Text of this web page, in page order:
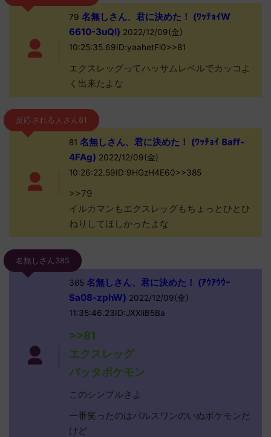
79 名無しさん、君に決めた！ (ﾜｯﾁｮｲW
6610-3uQI) 2022/12/09(金)
10:25:35.69ID:yaahetFl0>>81
エクスレッグってハッサムレベルでカッコよ
く出来たよな
反応される人さん81
81 名無しさん、君に決めた！ (ﾜｯﾁｮｲ 8aff-
4FAg) 2022/12/09(金)
10:26:22.59ID:9HGzH4E60>>385
>>79
イルカマンもエクスレッグもちょっとひとひ
ねりしてほしかったよな
名無しさん385
385名無しさん、君に決めた！ (ｱｳｱｳｳｰ
Sa08-zphW) 2022/12/09(金)
11:35:46.23ID:JXXliB5Ba
>>81
エクスレッグ
バッタポケモン
このシンプルさよ
一番笑ったのはパルスワンのいぬポケモンだ
けど